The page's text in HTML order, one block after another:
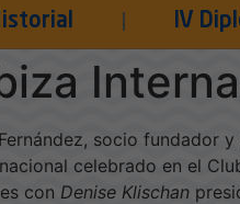
IV
en el
socio fundador
celebrado en el
con Denise Klischan